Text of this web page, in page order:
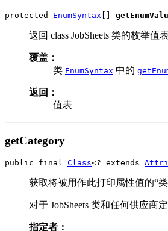
protected EnumSyntax
返回 class JobSheets 类的枚举值表
覆盖：
类 EnumSyntax 中的
返回：
值表
getCategory
public final Class<? extends
获取将被用作此打印属性值的“类
对于 JobSheets 类和任何供应商
指定者：